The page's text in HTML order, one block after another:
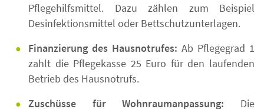
Pflegehilfsmittel. Dazu zählen zum Beispiel
Desinfektionsmittel oder Bettschutzunterlagen.
Finanzierung des Hausnotrufes: Ab Pflegegrad 1
zahlt die Pflegekasse 25 Euro für den laufenden
Betrieb des Hausnotrufs.
Zuschüsse für Wohnraumanpassung: Die